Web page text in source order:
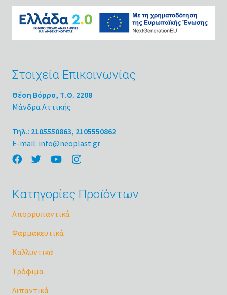
Στοιχεία Επικοινωνίας
Θέση Βόρρο, Τ.Θ. 2208
Μάνδρα Αττικής
Τηλ.: 2105550863, 2105550862
E-mail: info@neoplast.gr
Κατηγορίες Προϊόντων
Απορρυπαντικά
Φαρμακευτικά
Καλλυντικά
Τρόφιμα
Λιπαντικά